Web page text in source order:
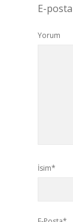
E-
Yorum
İsim*